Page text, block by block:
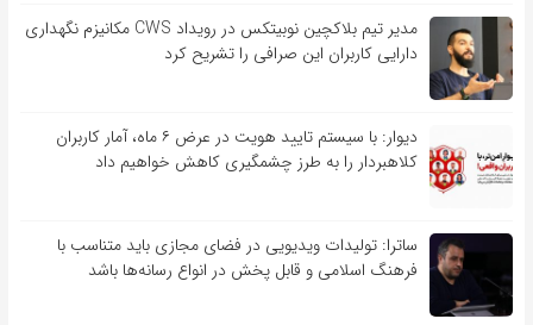
مدیر تیم بلاکچین نوبیتکس در رویداد CWS مکانیزم نگهداری
دارایی کاربران این صرافی را تشریح کرد
دیوار: با سیستم تایید هویت در عرض ۶ ماه، آمار کاربران
کلاهبردار را به طرز چشمگیری کاهش خواهیم داد
ساترا: تولیدات ویدیویی در فضای مجازی باید متناسب با
فرهنگ اسلامی و قابل پخش در انواع رسانه‌ها باشد